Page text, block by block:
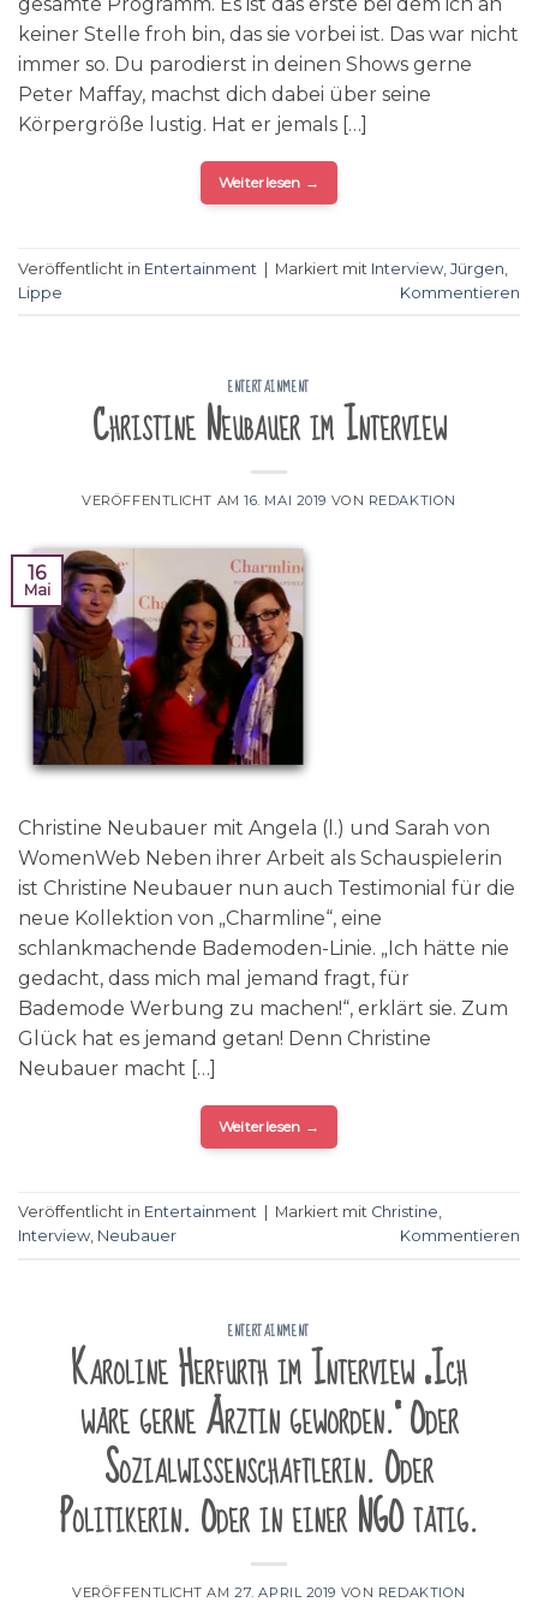
keiner Stelle froh bin, das sie vorbei ist. Das war nicht
immer so. Du parodierst in deinen Shows gerne
Peter Maffay, machst dich dabei über seine
Körpergröße lustig. Hat er jemals […]
Weiterlesen →
Veröffentlicht in Entertainment | Markiert mit Interview Jürgen
Lippe
Kommentieren
ENTERTAINMENT
Christine Neubauer im Interview
VERÖFFENTLICHT AM16. MAI 2019 VON REDAKTION
16
Mai
Christine Neubauer mit Angela (l.) und Sarah von
WomenWeb Neben ihrer Arbeit als Schauspielerin
ist Christine Neubauer nun auch Testimonial für die
neue Kollektion von „Charmline“, eine
schlankmachende Bademoden-Linie. „Ich hätte nie
gedacht, dass mich mal jemand fragt, für
Bademode Werbung zu machen!“, erklärt sie. Zum
Glück hat es jemand getan! Denn Christine
Neubauer macht […]
Weiterlesen →
Veröffentlicht in Entertainment Markiert mit Christine,
Interview, Neubauer Kommentieren
ENTERTAINMENT
Karoline Herfurth im Interview „Ich
wäre gerne Ärztin geworden.“ Oder
Sozialwissenschaftlerin. Oder
Politikerin. Oder in einer NGO tätig.
VERÖFFENTLICHT AM27. APRIL 2019 VON REDAKTION